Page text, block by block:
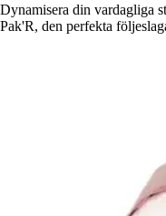
Dynamisera din vardagliga
Pak'R, den perfekta